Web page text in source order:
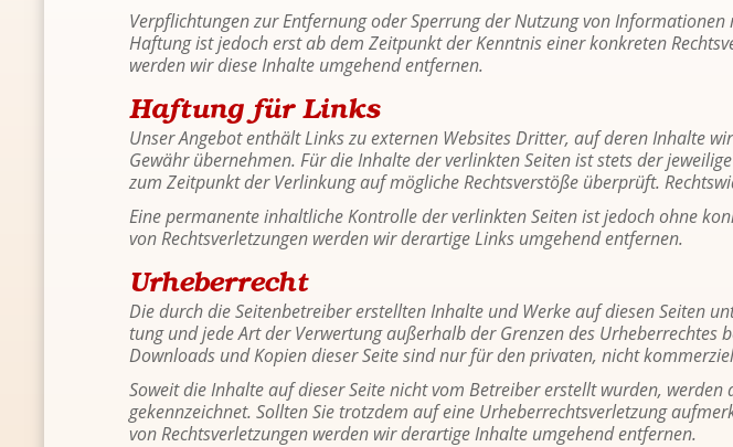
Ver­pflich­tun­gen zur Ent­fer­nung oder Sper­rung der Nut­zung von
Haf­tung ist je­doch erst ab dem Zeit­punkt der Kennt­nis einer kon­kre­ten
wer­den wir diese In­hal­te um­ge­hend ent­fer­nen.
Haf­tung für Links
Unser An­ge­bot ent­hält Links zu ex­ter­nen Web­sites Drit­ter, auf deren In­hal­te
Ge­währ über­neh­men. Für die In­hal­te der ver­link­ten Sei­ten ist stets der
zum Zeit­punkt der Ver­lin­kung auf mög­li­che Rechts­ver­stö­ße über­prüft.
Eine per­ma­nen­te in­halt­li­che Kon­trol­le der ver­link­ten Sei­ten ist je­doch ohne
von Rechts­ver­let­zun­gen wer­den wir der­ar­ti­ge Links um­ge­hend ent­fer­nen.
Ur­he­ber­recht
Die durch die Sei­ten­be­trei­ber er­stell­ten In­hal­te und Werke auf die­sen Sei­ten
tung und jede Art der Ver­wer­tung au­ßer­halb der Gren­zen des
Down­loads und Ko­pi­en die­ser Seite sind nur für den pri­va­ten, nicht
So­weit die In­hal­te auf die­ser Seite nicht vom Be­trei­ber er­stellt wur­den,
ge­kenn­zeich­net. Soll­ten Sie trotz­dem auf eine Ur­he­ber­rechts­ver­let­zung
von Rechts­ver­let­zun­gen wer­den wir der­ar­ti­ge In­hal­te um­ge­hend ent­fer­nen.